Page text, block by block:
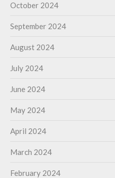
October 2024
September 2024
August 2024
July 2024
June 2024
May 2024
April 2024
March 2024
February 2024